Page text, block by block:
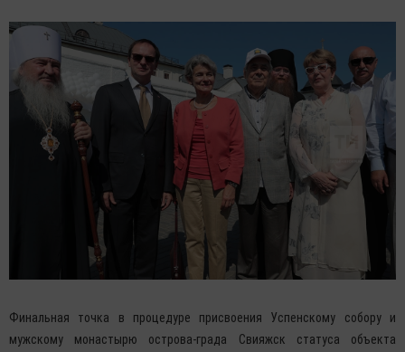
Финальная точка в процедуре присвоения Успенскому собору и
мужскому монастырю острова-града Свияжск статуса объекта